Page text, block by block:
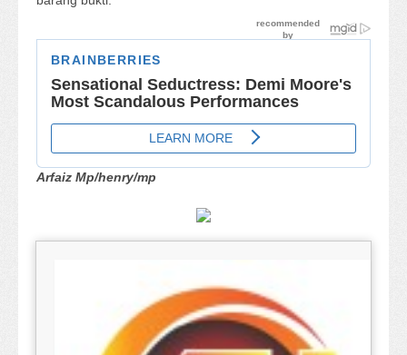
Arfaiz Mp/henry/mp